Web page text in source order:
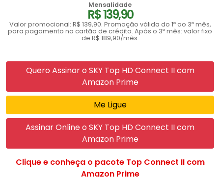
Mensalidade
R$ 139,90
Valor promocional: R$ 139,90. Promoção válida do 1º ao 3º mês,
para pagamento no cartão de crédito. Após o 3º mês: valor fixo
de R$ 189,90/mês.
Quero Assinar o SKY Top HD Connect II com
Amazon Prime
Me Ligue
Assinar Online o SKY Top HD Connect II com
Amazon Prime
Clique e conheça o pacote Top Connect II com
Amazon Prime